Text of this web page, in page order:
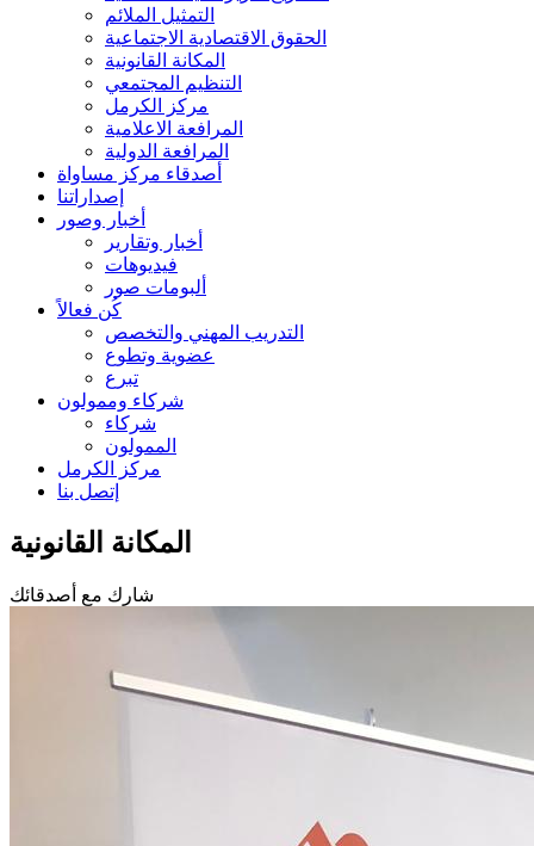
التمثيل الملائم
الحقوق الاقتصادية الاجتماعية
المكانة القانونية
التنظيم المجتمعي
مركز الكرمل
المرافعة الاعلامية
المرافعة الدولية
أصدقاء مركز مساواة
إصداراتنا
أخبار وصور
أخبار وتقارير
فيديوهات
ألبومات صور
كُن فعالاً
التدريب المهني والتخصص
عضوية وتطوع
تبرع
شركاء وممولون
شركاء
الممولون
مركز الكرمل
إتصل بنا
المكانة القانونية
شارك مع أصدقائك